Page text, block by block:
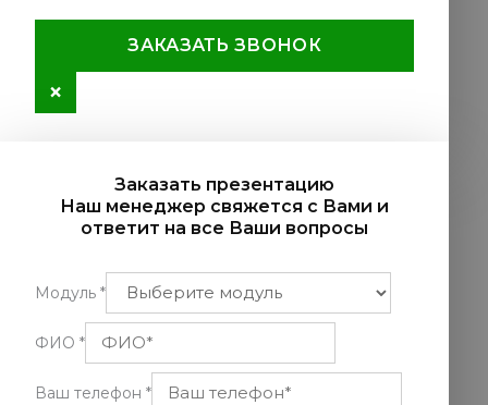
ЗАКАЗАТЬ ЗВОНОК
×
Заказать презентацию
Наш менеджер свяжется с Вами и
ответит на все Ваши вопросы
Модуль *
ФИО *
Ваш телефон *